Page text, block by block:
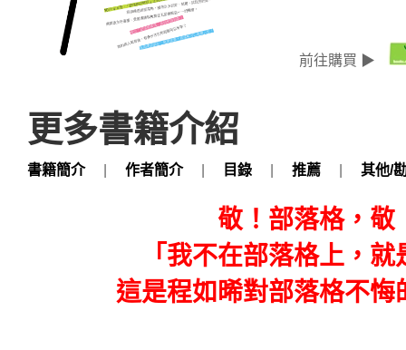
前往購買 ▶
更多書籍介紹
書籍簡介 作者簡介 目錄 推薦 其他/
敬！部落格，敬
「我不在部落格上，
這是程如晞對部落格不悔